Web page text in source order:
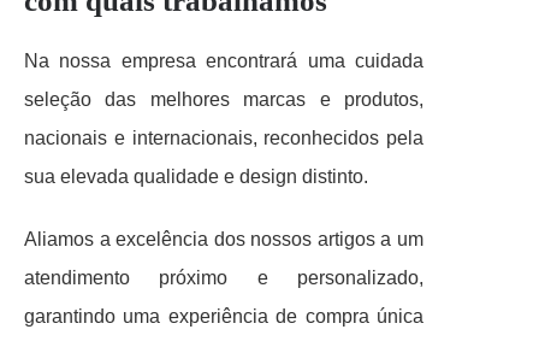
Na nossa empresa encontrará uma cuidada
seleção das melhores marcas e produtos,
nacionais e internacionais, reconhecidos pela
sua elevada qualidade e design distinto.
Aliamos a excelência dos nossos artigos a um
atendimento próximo e personalizado,
garantindo uma experiência de compra única